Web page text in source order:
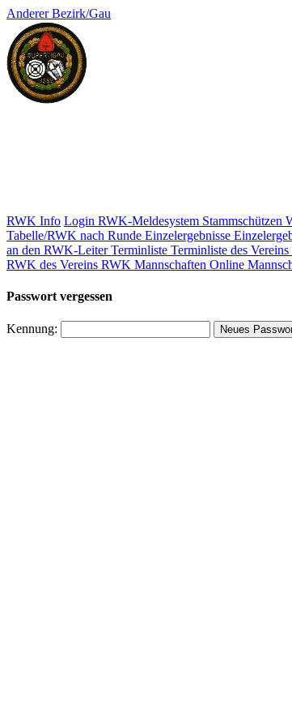
Anderer Bezirk/Gau
RWK Info Login RWK-Meldesystem Stammschützen
Tabelle/RWK nach Runde Einzelergebnisse
an den RWK-LeiterTerminliste Terminliste des Vereins
RWK des Vereins RWK Mannschaften Online
Passwort vergessen
Kennung: